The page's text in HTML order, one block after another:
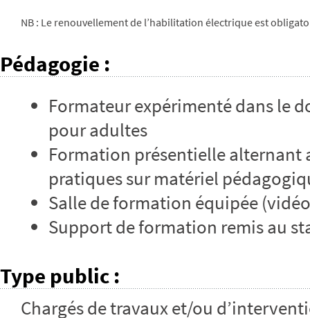
NB : Le renouvellement de l’habilitation électrique est
Pédagogie :
Formateur expérimenté dans le
pour adultes
Formation présentielle alternant
pratiques sur matériel
Salle de formation équipée
Support de formation remis au
Type public :
Chargés de travaux et/ou